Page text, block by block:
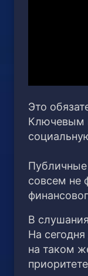
Это
Ключевым
совсем не
В
На
на таком